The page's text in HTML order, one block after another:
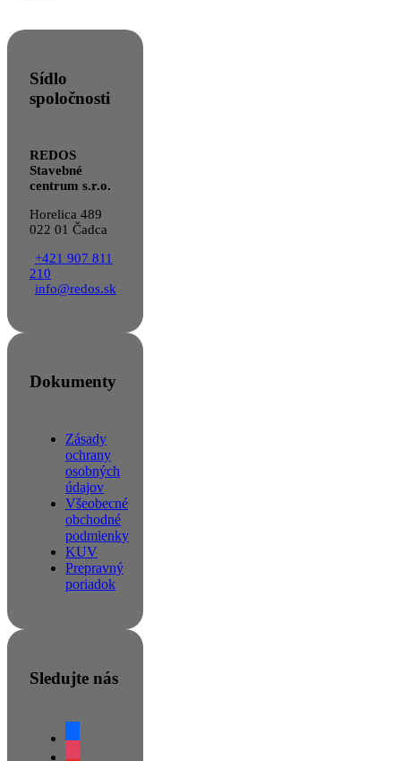
Sídlo
spoločnosti
REDOS
Stavebné
centrum s.r.o.
Horelica 489
022 01 Čadca
+421 907 811
210
info@redos.sk
Dokumenty
Zásady
ochrany
osobných
údajov
Všeobecné
obchodné
podmienky
KUV
Prepravný
poriadok
Sledujte nás